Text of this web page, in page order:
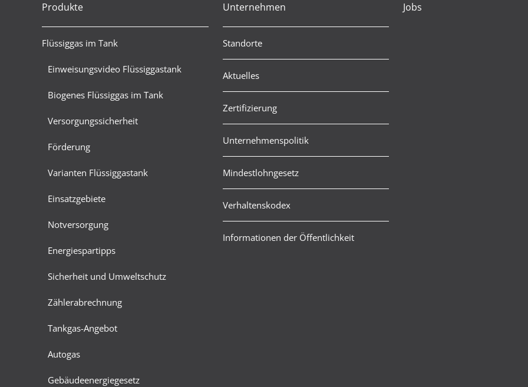
Produkte
Flüssiggas im Tank
Einweisungsvideo Flüssiggastank
Biogenes Flüssiggas im Tank
Versorgungssicherheit
Förderung
Varianten Flüssiggastank
Einsatzgebiete
Notversorgung
Energiespartipps
Sicherheit und Umweltschutz
Zählerabrechnung
Tankgas-Angebot
Autogas
Gebäudeenergiegesetz
Unternehmen
Standorte
Aktuelles
Zertifizierung
Unternehmenspolitik
Mindestlohngesetz
Verhaltenskodex
Informationen der Öffentlichkeit
Jobs